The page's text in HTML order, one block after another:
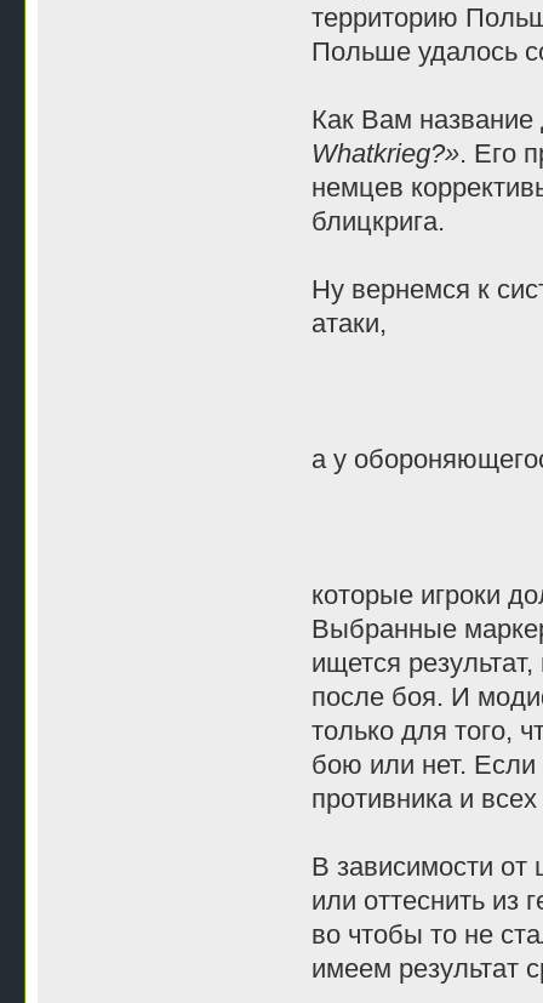
территорию
Польше удалось
Как Вам название
Whatkrieg?». Его
немцев
блицкрига.
Ну вернемся к
атаки,
а у
которые игроки
Выбранные
ищется результат,
после боя. И
только для того,
бою или нет.
противника и
В зависимости от
или оттеснить из
во чтобы то не
имеем результат